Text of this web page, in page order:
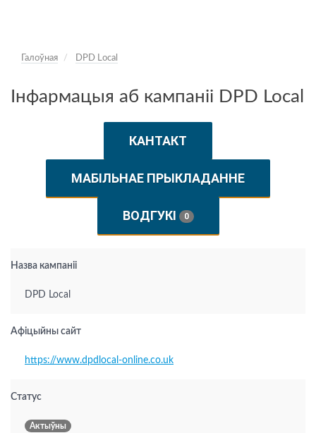
Галоўная DPD Local
Інфармацыя аб кампаніі DPD Local
КАНТАКТ
МАБІЛЬНАЕ ПРЫКЛАДАННЕ
ВОДГУКІ 0
Назва кампаніі
DPD Local
Афіцыйны сайт
https://www.dpdlocal-online.co.uk
Статус
Актыўны